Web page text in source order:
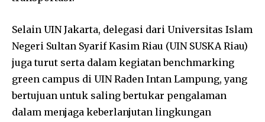
Selain UIN Jakarta, delegasi dari Universitas Islam
Negeri Sultan Syarif Kasim Riau (UIN SUSKA Riau)
juga turut serta dalam kegiatan benchmarking
green campus di UIN Raden Intan Lampung, yang
bertujuan untuk saling bertukar pengalaman
dalam menjaga keberlanjutan lingkungan